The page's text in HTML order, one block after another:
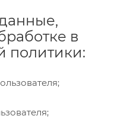
в
политики: